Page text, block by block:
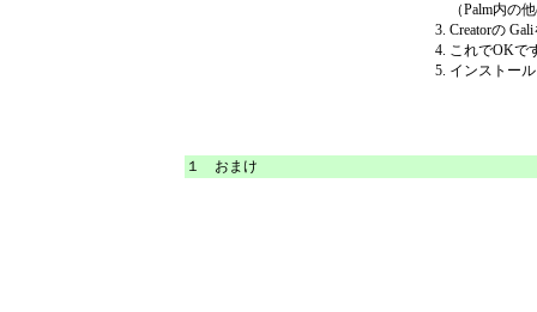
（Palm内の
Creatorの
これでOKで
インストー
１ おまけ